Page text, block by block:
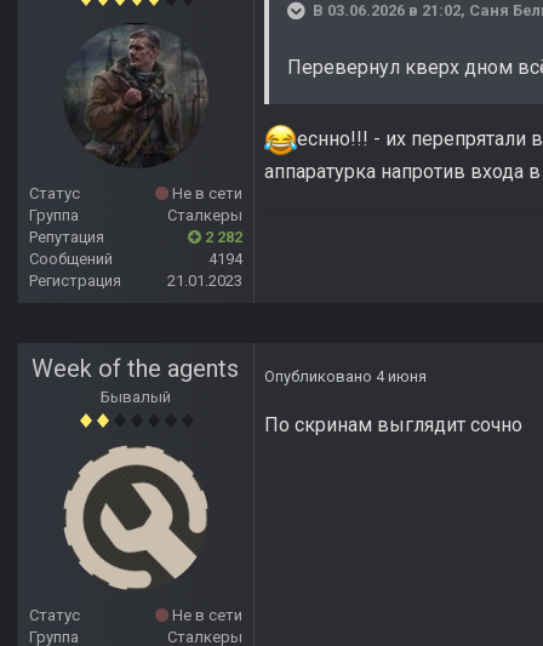
Статус
Не в сети
Группа
Сталкеры
Репутация
2 282
Сообщений
4194
Регистрация
21.01.2023
В 03.06.2026 в 21:02, Саня
Перевернул кверх дном
еснно!!! - их перепрятали
аппаратурка напротив входа
Week of the agents
Бывалый
Статус
Не в сети
Группа
Сталкеры
Опубликовано 4 июня
По скринам выглядит сочно